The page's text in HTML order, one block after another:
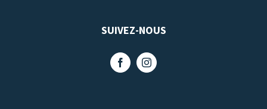
SUIVEZ-NOUS